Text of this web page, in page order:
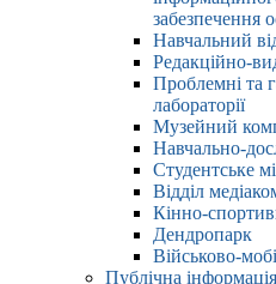
забезпечення
Навчальний
Редакційно-
Проблемні та
лабораторії
Музейний
Навчально-
Студентське
Відділ
Кінно-
Дендропарк
Військово-
Публічна інформація